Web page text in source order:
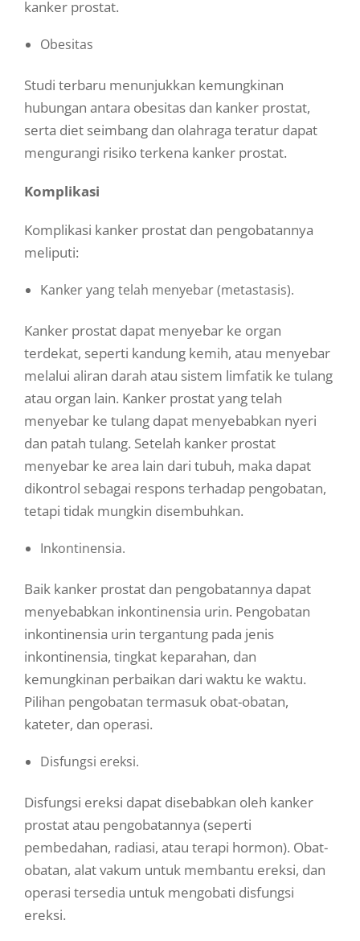
kanker prostat.
Obesitas
Studi terbaru menunjukkan kemungkinan
hubungan antara obesitas dan kanker prostat,
serta diet seimbang dan olahraga teratur dapat
mengurangi risiko terkena kanker prostat.
Komplikasi
Komplikasi kanker prostat dan pengobatannya
meliputi:
Kanker yang telah menyebar (metastasis).
Kanker prostat dapat menyebar ke organ
terdekat, seperti kandung kemih, atau menyebar
melalui aliran darah atau sistem limfatik ke tulang
atau organ lain. Kanker prostat yang telah
menyebar ke tulang dapat menyebabkan nyeri
dan patah tulang. Setelah kanker prostat
menyebar ke area lain dari tubuh, maka dapat
dikontrol sebagai respons terhadap pengobatan,
tetapi tidak mungkin disembuhkan.
Inkontinensia.
Baik kanker prostat dan pengobatannya dapat
menyebabkan inkontinensia urin. Pengobatan
inkontinensia urin tergantung pada jenis
inkontinensia, tingkat keparahan, dan
kemungkinan perbaikan dari waktu ke waktu.
Pilihan pengobatan termasuk obat-obatan,
kateter, dan operasi.
Disfungsi ereksi.
Disfungsi ereksi dapat disebabkan oleh kanker
prostat atau pengobatannya (seperti
pembedahan, radiasi, atau terapi hormon). Obat-
obatan, alat vakum untuk membantu ereksi, dan
operasi tersedia untuk mengobati disfungsi
ereksi.